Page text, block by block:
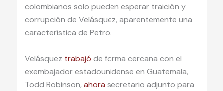
colombianos solo pueden esperar traición y
corrupción de Velásquez, aparentemente una
característica de Petro.
Velásquez trabajó de forma cercana con el
exembajador estadounidense en Guatemala,
Todd Robinson, ahora secretario adjunto para